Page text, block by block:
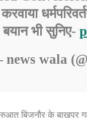
बयान भी सुनिए-
wala
बिजनौर के बाखपुर